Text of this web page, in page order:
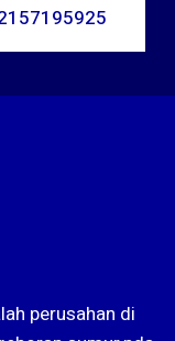
perusahan di